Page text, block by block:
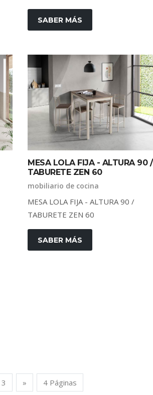
SABER MÁS
MESA LOLA FIJA - ALTURA 90 /
TABURETE ZEN 60
mobiliario de cocina
MESA LOLA FIJA - ALTURA 90 /
TABURETE ZEN 60
SABER MÁS
3 »Next 4 Páginas